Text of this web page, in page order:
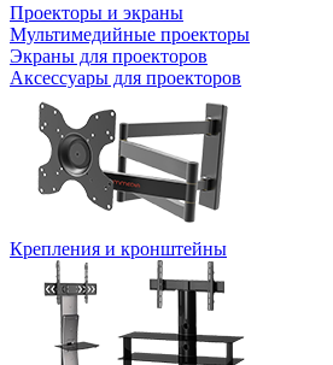
Проекторы и экраны
Мультимедийные проекторы
Экраны для проекторов
Аксессуары для проекторов
Крепления и кронштейны